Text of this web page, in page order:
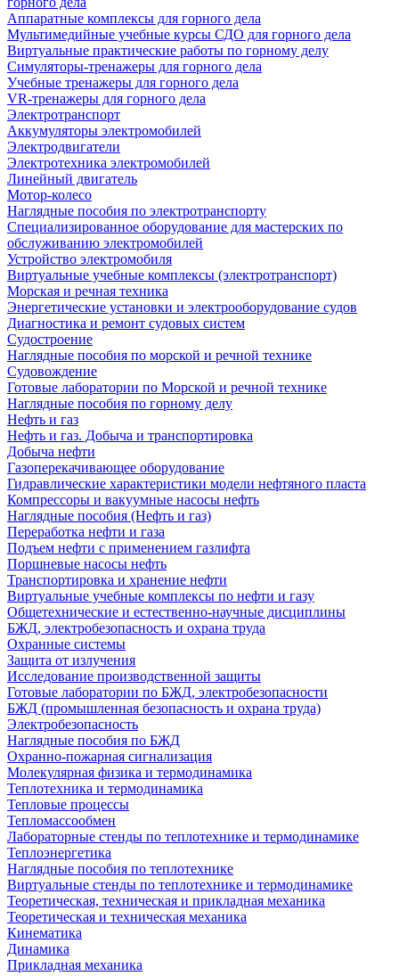
Аппаратные комплексы для горного дела
Мультимедийные учебные курсы СДО для горного дела
Виртуальные практические работы по горному делу
Симуляторы-тренажеры для горного дела
Учебные тренажеры для горного дела
VR-тренажеры для горного дела
Электротранспорт
Аккумуляторы электромобилей
Электродвигатели
Электротехника электромобилей
Линейный двигатель
Мотор-колесо
Наглядные пособия по электротранспорту
Специализированное оборудование для мастерских по
обслуживанию электромобилей
Устройство электромобиля
Виртуальные учебные комплексы (электротранспорт)
Морская и речная техника
Энергетические установки и электрооборудование судов
Диагностика и ремонт судовых систем
Судостроение
Наглядные пособия по морской и речной технике
Судовождение
Готовые лаборатории по Морской и речной технике
Наглядные пособия по горному делу
Нефть и газ
Нефть и газ. Добыча и транспортировка
Добыча нефти
Газоперекачивающее оборудование
Гидравлические характеристики модели нефтяного пласта
Компрессоры и вакуумные насосы нефть
Наглядные пособия (Нефть и газ)
Переработка нефти и газа
Подъем нефти с применением газлифта
Поршневые насосы нефть
Транспортировка и хранение нефти
Виртуальные учебные комплексы по нефти и газу
Общетехнические и естественно-научные дисциплины
БЖД, электробезопасность и охрана труда
Охранные системы
Защита от излучения
Исследование производственной защиты
Готовые лаборатории по БЖД, электробезопасности
БЖД (промышленная безопасность и охрана труда)
Электробезопасность
Наглядные пособия по БЖД
Охранно-пожарная сигнализация
Молекулярная физика и термодинамика
Теплотехника и термодинамика
Тепловые процессы
Тепломассообмен
Лабораторные стенды по теплотехнике и термодинамике
Теплоэнергетика
Наглядные пособия по теплотехнике
Виртуальные стенды по теплотехнике и термодинамике
Теоретическая, техническая и прикладная механика
Теоретическая и техническая механика
Кинематика
Динамика
Прикладная механика